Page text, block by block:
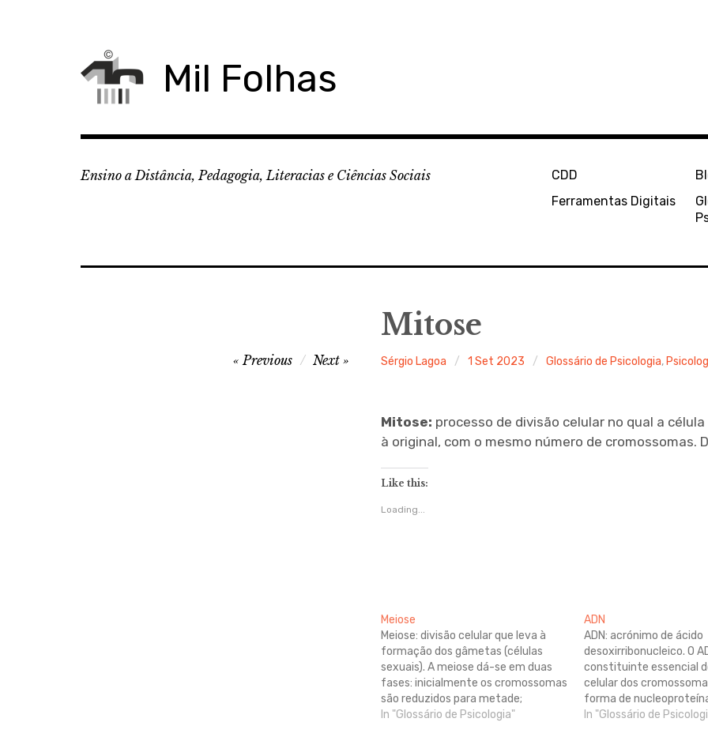
Mil Folhas
Ensino a Distância, Pedagogia, Literacias e Ciências Sociais
CDD
Ferramentas Digitais
Mitose
Sérgio Lagoa 1 Set 2023 Glossário de Psicologia,
Previous Next
Mitose: processo de divisão celular no qual a
à original, com o mesmo número de cromossomas.
Like this:
Loading...
Meiose
Meiose: divisão celular que leva à
formação dos gâmetas (células
sexuais). A meiose dá-se em duas
fases: inicialmente os cromossomas
são reduzidos para metade;
posteriormente verifica-se a
In "Glossário de Psicologia"
ADN
ADN: acrónimo de ácido
desoxirribonucleico. O
constituinte essencial
celular dos
forma de
armazenando o
In "Glossário de